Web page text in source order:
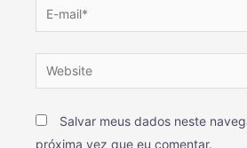
Salvar meus dados neste
próxima vez que eu comentar.